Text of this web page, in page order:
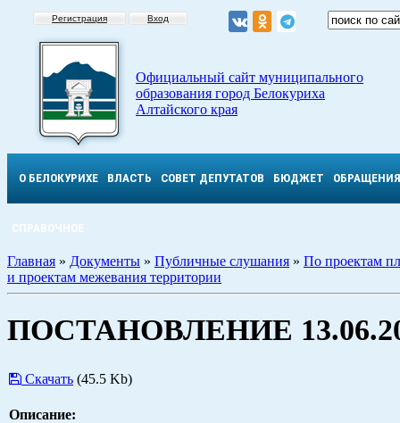
Регистрация Вход
Официальный сайт муниципального
образования город Белокуриха
Алтайского края
О БЕЛОКУРИХЕ ВЛАСТЬ СОВЕТ ДЕПУТАТОВ БЮДЖЕТ ОБРАЩЕНИЯ
СПРАВОЧНОЕ
Главная » Документы » Публичные слушания » По проектам
и проектам межевания территории
ПОСТАНОВЛЕНИЕ
Скачать (45.5 Kb)
Описание: